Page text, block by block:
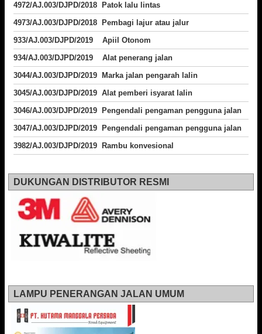
4972/AJ.003/DJPD/2018 Patok lalu lintas
4973/AJ.003/DJPD/2018
Pembagi lajur atau jalur
933/AJ.003/DJPD/2019 Apiil Otonom
934/AJ.003/DJPD/2019 Alat penerang jalan
3044/AJ.003/DJPD/2019 Marka jalan pengarah lalin
3045/AJ.003/DJPD/2019 Alat pemberi isyarat lalin
3046/AJ.003/DJPD/2019 Pengendali pengaman pengguna jalan
3047/AJ.003/DJPD/2019 Pengendali pengaman pengguna jalan
3982/AJ.003/DJPD/2019 Rambu konvesional
DUKUNGAN DISTRIBUTOR RESMI
LAMPU PENERANGAN JALAN UMUM